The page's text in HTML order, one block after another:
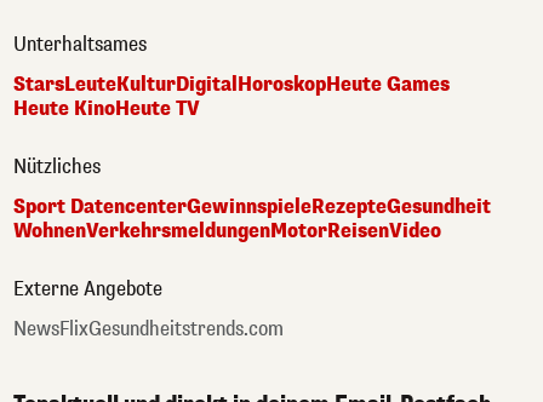
Unterhaltsames
StarsLeuteKulturDigital HoroskopHeute Games
Heute KinoHeute TV
Nützliches
Sport DatencenterGewinnspieleRezepteGesundheit
WohnenVerkehrsmeldungenMotorReisenVideo
Externe Angebote
NewsFlixGesundheitstrends.com